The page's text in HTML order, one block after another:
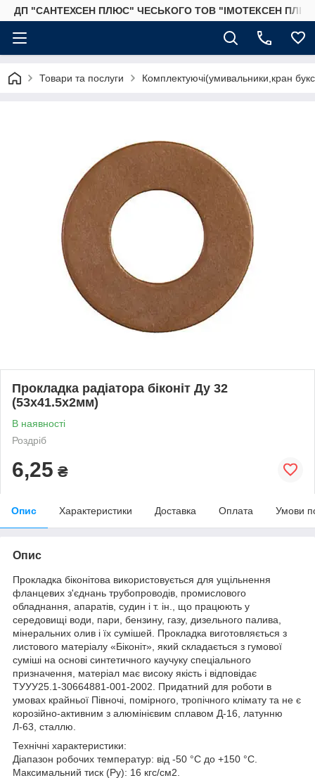
ДП "САНТЕХСЕН ПЛЮС" ЧЕСЬКОГО ТОВ "ІМОТЕКСЕН
Товари та послуги Комплектуючі(умивальники,кран
Прокладка радіатора біконіт Ду 32
(53х41.5х2мм)
В наявності
Роздріб
6,25 ₴
Опис Характеристики Доставка Оплата Умови
Опис
Прокладка біконітова використовується для ущільнення
фланцевих з'єднань трубопроводів, промислового
обладнання, апаратів, судин і т. ін., що працюють у
середовищі води, пари, бензину, газу, дизельного палива,
мінеральних олив і їх сумішей. Прокладка виготовляється з
листового матеріалу «Біконіт», який складається з гумової
суміші на основі синтетичного каучуку спеціального
призначення, матеріал має високу якість і відповідає
ТУУУ25.1-30664881-001-2002. Придатний для роботи в
умовах крайньої Півночі, помірного, тропічного клімату та не є
корозійно-активним з алюмінієвим сплавом Д-16, латунню
Л-63, сталлю.
Технічні характеристики:
Діапазон робочих температур: від -50 °C до +150 °C.
Максимальний тиск (Ру): 16 кгс/см2.